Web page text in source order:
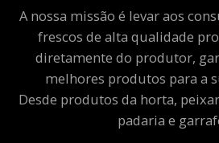
A nossa missão é levar aos
frescos de alta qualidade
diretamente do produtor,
melhores produtos para a
Desde produtos da horta,
padaria e